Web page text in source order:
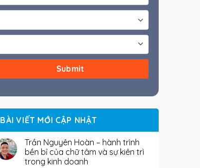
BÀI VIẾT MỚI CẬP NHẬT
Trần Nguyên Hoàn – hành trình
bền bỉ của chữ tâm và sự kiên trì
trong kinh doanh